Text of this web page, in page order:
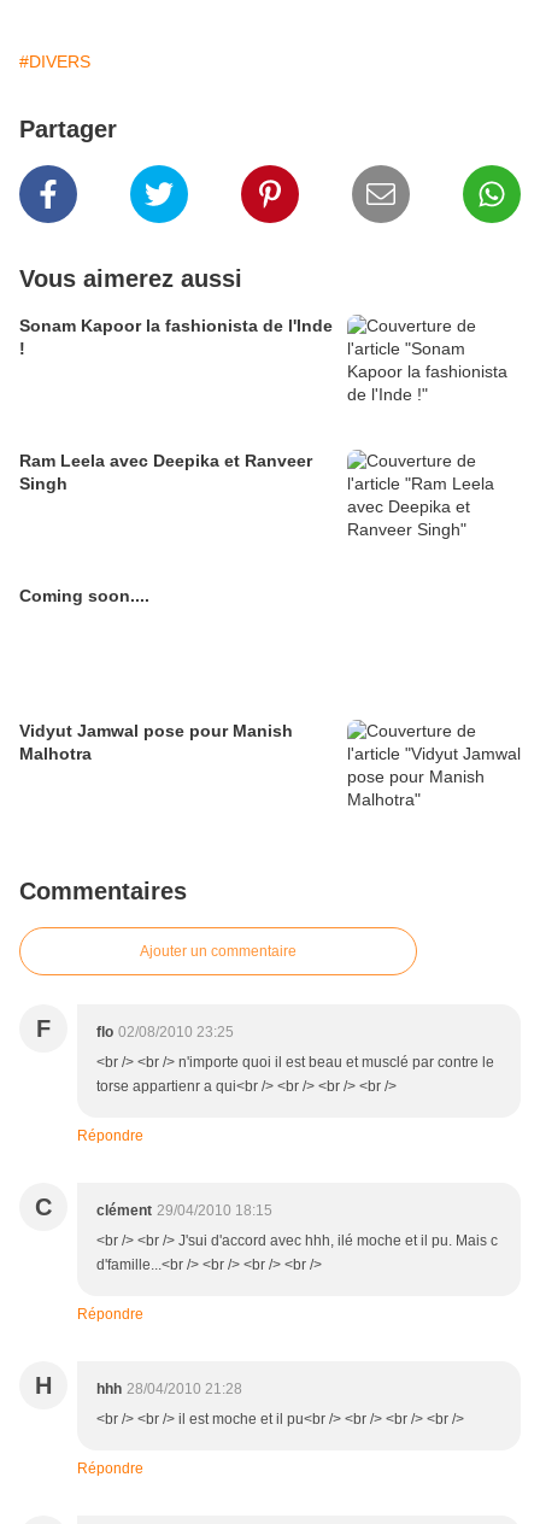
#DIVERS
Partager
Vous aimerez aussi
Sonam Kapoor la fashionista de l'Inde
!
Ram Leela avec Deepika et Ranveer
Singh
Coming soon....
Vidyut Jamwal pose pour Manish
Malhotra
Commentaires
Ajouter un commentaire
F flo 02/08/2010 23:25
<br /> <br /> n'importe quoi il est beau et musclé par contre le
torse appartienr a qui<br /> <br /> <br /> <br />
Répondre
C clément 29/04/2010 18:15
<br /> <br /> J'sui d'accord avec hhh, ilé moche et il pu. Mais c
d'famille...<br /> <br /> <br /> <br />
Répondre
H hhh 28/04/2010 21:28
<br /> <br /> il est moche et il pu<br /> <br /> <br /> <br />
Répondre